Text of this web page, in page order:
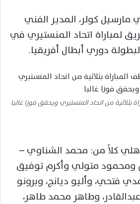
كولر، المدير الفني
لمباراة اتحاد المنستيري في
بثلاثية من اتحاد المنستيري ويحقق فوزا غاليا
كلاً من: محمد الشناوي –
ومحمود متولي وأكرم توفيق
فتحي، وأليو ديانج، وبرونو
وطاهر محمد طاهر،